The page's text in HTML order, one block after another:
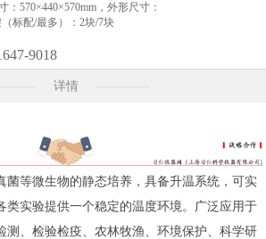
：570×440×570mm，外形尺寸：
标配/最多）：2块/7块
9018
详情
菌等微生物的静态培养，具备升温系统，可实
类实验提供一个稳定的温度环境。广泛应用于
测、检验检疫、农林牧渔、环境保护、科学研